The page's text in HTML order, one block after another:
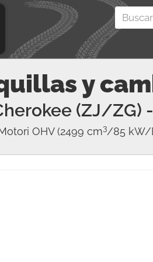
y
(ZJ/ZG)
OHV(2499 cm3/85 kW/